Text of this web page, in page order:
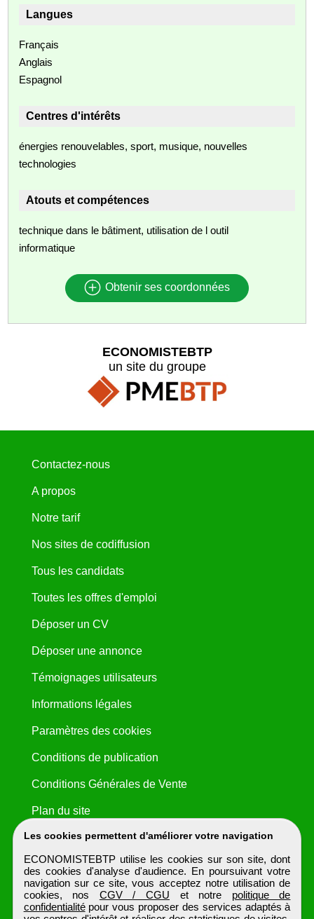
Langues
Français
Anglais
Espagnol
Centres d'intérêts
énergies renouvelables, sport, musique, nouvelles
technologies
Atouts et compétences
technique dans le bâtiment, utilisation de l outil
informatique
Obtenir ses coordonnées
Les cookies permettent d'améliorer votre navigation
ECONOMISTEBTP utilise les cookies sur son site, dont
des cookies d'analyse d'audience. En poursuivant votre
navigation sur ce site, vous acceptez notre utilisation de
cookies, nos CGV / CGU et notre politique de
confidentialitépour vous proposer des services adaptés à
ECONOMISTEBTP
un site du groupe
Contactez-nous
A propos
Notre tarif
Nos sites de codiffusion
Tous les candidats
Toutes les offres d'emploi
Déposer un CV
Déposer une annonce
Témoignages utilisateurs
Informations légales
Paramètres des cookies
Conditions de publication
Conditions Générales de Vente
Plan du site